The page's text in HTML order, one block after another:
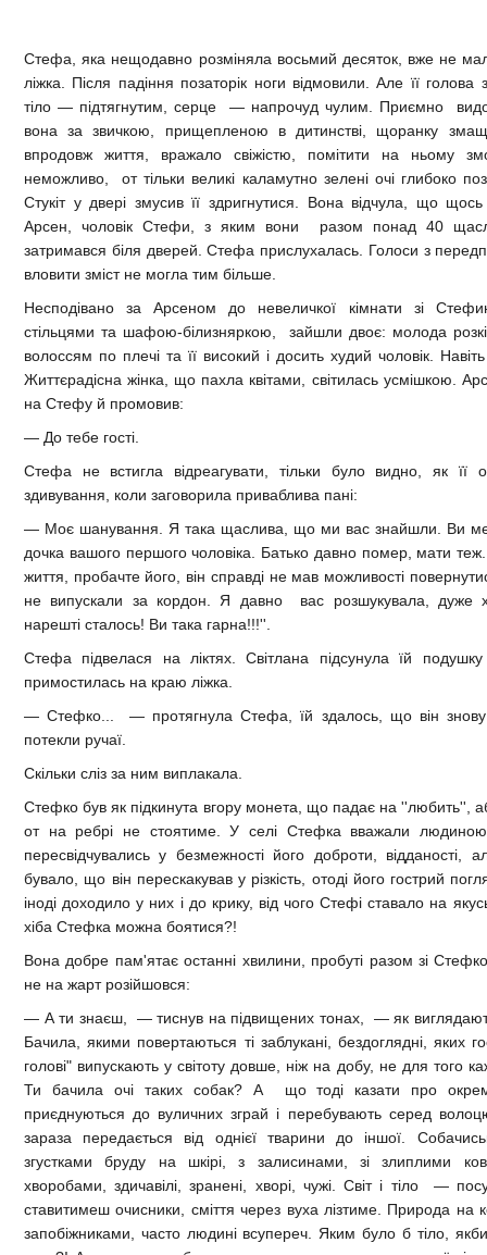
Стефа, яка нещодавно розміняла восьмий десяток, вже не
ліжка. Після падіння позаторік ноги відмовили. Але її голова
тіло — підтягнутим, серце — напрочуд чулим. Приємно
вона за звичкою, прищепленою в дитинстві, щоранку
впродовж життя, вражало свіжістю, помітити на ньому
неможливо, от тільки великі каламутно зелені очі глибоко
Стукіт у двері змусив її здригнутися. Вона відчула, що
Арсен, чоловік Стефи, з яким вони разом понад 40
затримався біля дверей. Стефа прислухалась. Голоси з
вловити зміст не могла тим більше.
Несподівано за Арсеном до невеличкої кімнати зі
стільцями та шафою-білизняркою, зайшли двоє: молода
волоссям по плечі та її високий і досить худий чоловік.
Життєрадісна жінка, що пахла квітами, світилась усмішкою.
на Стефу й промовив:
— До тебе гості.
Стефа не встигла відреагувати, тільки було видно, як її
здивування, коли заговорила приваблива пані:
— Моє шанування. Я така щаслива, що ми вас знайшли. Ви
дочка вашого першого чоловіка. Батько давно помер, мати
життя, пробачте його, він справді не мав можливості
не випускали за кордон. Я давно вас розшукувала, дуже
нарешті сталось! Ви така гарна!!!''.
Стефа підвелася на ліктях. Світлана підсунула їй
примостилась на краю ліжка.
— Стефко... — протягнула Стефа, їй здалось, що він
потекли ручаї.
Скільки сліз за ним виплакала.
Стефко був як підкинута вгору монета, що падає на ''любить'',
от на ребрі не стоятиме. У селі Стефка вважали
пересвідчувались у безмежності його доброти, відданості,
бувало, що він перескакував у різкість, отоді його гострий
іноді доходило у них і до крику, від чого Стефі ставало на
хіба Стефка можна боятися?!
Вона добре пам'ятає останні хвилини, пробуті разом зі
не на жарт розійшовся:
— А ти знаєш, — тиснув на підвищених тонах, — як
Бачила, якими повертаються ті заблукані, бездоглядні, яких
голові" випускають у світоту довше, ніж на добу, не для того
Ти бачила очі таких собак? А що тоді казати про
приєднуються до вуличних зграй і перебувають серед
зараза передається від однієї тварини до іншої.
згустками бруду на шкірі, з залисинами, зі злиплими
хворобами, здичавілі, зранені, хворі, чужі. Світ і тіло —
ставитимеш очисники, сміття через вуха лізтиме. Природа на
запобіжниками, часто людині всупереч. Яким було б тіло,